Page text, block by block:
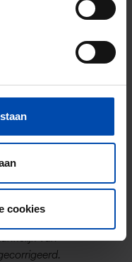
cookies
Landelijk €/
25,19 +8,89%
29,90 -1,48%
22,90
19,90 -4,39%
van